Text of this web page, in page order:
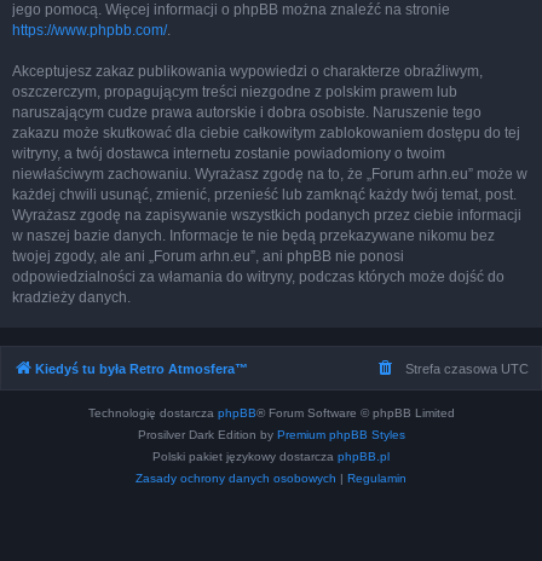
jego pomocą. Więcej informacji o phpBB można znaleźć na stronie
https://www.phpbb.com/.
Akceptujesz zakaz publikowania wypowiedzi o charakterze obraźliwym,
oszczerczym, propagującym treści niezgodne z polskim prawem lub
naruszającym cudze prawa autorskie i dobra osobiste. Naruszenie tego
zakazu może skutkować dla ciebie całkowitym zablokowaniem dostępu do tej
witryny, a twój dostawca internetu zostanie powiadomiony o twoim
niewłaściwym zachowaniu. Wyrażasz zgodę na to, że „Forum arhn.eu” może w
każdej chwili usunąć, zmienić, przenieść lub zamknąć każdy twój temat, post.
Wyrażasz zgodę na zapisywanie wszystkich podanych przez ciebie informacji
w naszej bazie danych. Informacje te nie będą przekazywane nikomu bez
twojej zgody, ale ani „Forum arhn.eu”, ani phpBB nie ponosi
odpowiedzialności za włamania do witryny, podczas których może dojść do
kradzieży danych.
Kiedyś tu była Retro Atmosfera™ Strefa czasowa UTC
Technologię dostarcza phpBB® Forum Software © phpBB Limited
Prosilver Dark Edition by Premium phpBB Styles
Polski pakiet językowy dostarcza phpBB.pl
Zasady ochrony danych osobowych | Regulamin